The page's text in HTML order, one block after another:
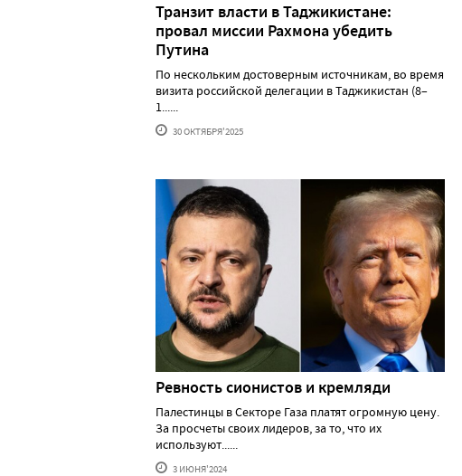
Транзит власти в Таджикистане:
провал миссии Рахмона убедить
Путина
По нескольким достоверным источникам, во время
визита российской делегации в Таджикистан (8–
1......
30 ОКТЯБРЯ'2025
Ревность сионистов и кремляди
Палестинцы в Секторе Газа платят огромную цену.
За просчеты своих лидеров, за то, что их
используют......
3 ИЮНЯ'2024